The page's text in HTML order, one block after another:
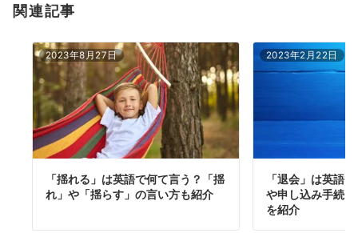
関連記事
2023年8月27日
「揺れる」は英語で何て言う？「揺
れ」や「揺らす」の言い方も紹介
2023年2月22日
「退会」は英語
や申し込み手続
を紹介